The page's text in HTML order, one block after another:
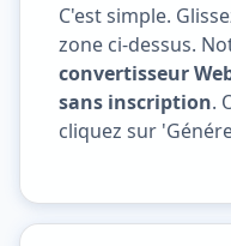
C'est simple.
zone ci-dessus.
convertisseur
sans inscription.
cliquez sur